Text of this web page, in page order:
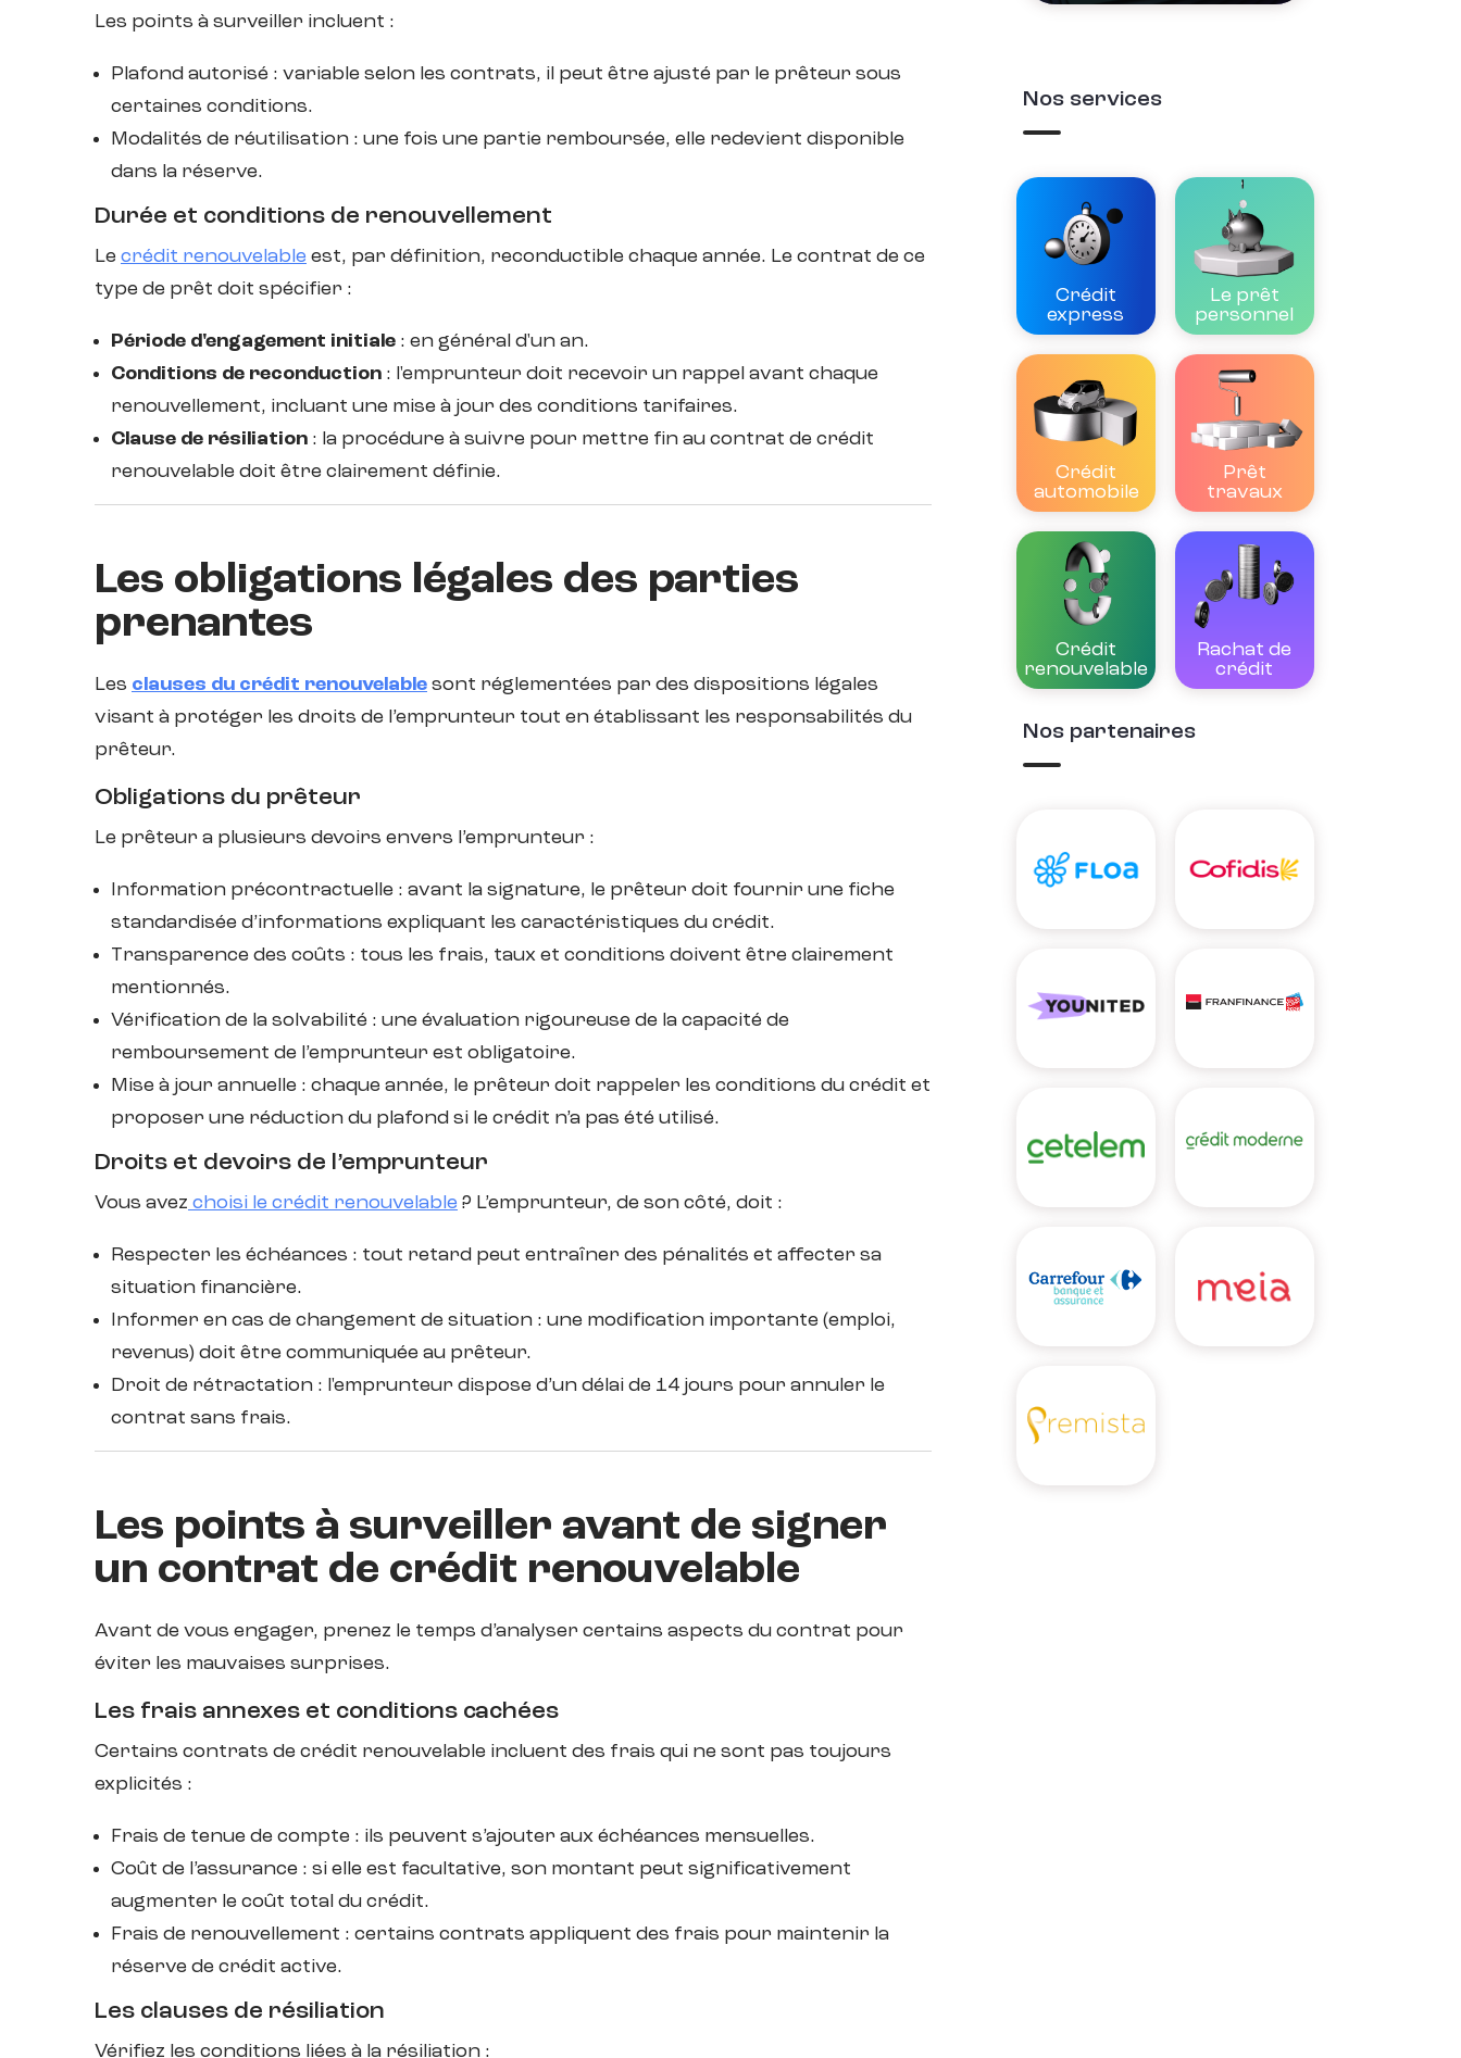
Les points à surveiller incluent :
Plafond autorisé : variable selon les contrats, il peut être ajusté par le prêteur sous
certaines conditions.
Modalités de réutilisation : une fois une partie remboursée, elle redevient disponible
dans la réserve.
Durée et conditions de renouvellement
Le crédit renouvelable est, par définition, reconductible chaque année. Le contrat de ce
type de prêt doit spécifier :
Période d'engagement initiale : en général d'un an.
Conditions de reconduction : l'emprunteur doit recevoir un rappel avant chaque
renouvellement, incluant une mise à jour des conditions tarifaires.
Clause de résiliation : la procédure à suivre pour mettre fin au contrat de crédit
renouvelable doit être clairement définie.
Les obligations légales des parties
prenantes
Les clauses du crédit renouvelable sont réglementées par des dispositions légales
visant à protéger les droits de l’emprunteur tout en établissant les responsabilités du
prêteur.
Obligations du prêteur
Le prêteur a plusieurs devoirs envers l’emprunteur :
Information précontractuelle : avant la signature, le prêteur doit fournir une fiche
standardisée d’informations expliquant les caractéristiques du crédit.
Transparence des coûts : tous les frais, taux et conditions doivent être clairement
mentionnés.
Vérification de la solvabilité : une évaluation rigoureuse de la capacité de
remboursement de l’emprunteur est obligatoire.
Mise à jour annuelle : chaque année, le prêteur doit rappeler les conditions du crédit et
proposer une réduction du plafond si le crédit n’a pas été utilisé.
Droits et devoirs de l’emprunteur
Vous avez choisi le crédit renouvelable ? L’emprunteur, de son côté, doit :
Respecter les échéances : tout retard peut entraîner des pénalités et affecter sa
situation financière.
Informer en cas de changement de situation : une modification importante (emploi,
revenus) doit être communiquée au prêteur.
Droit de rétractation : l'emprunteur dispose d’un délai de 14 jours pour annuler le
contrat sans frais.
Les points à surveiller avant de signer
un contrat de crédit renouvelable
Avant de vous engager, prenez le temps d’analyser certains aspects du contrat pour
éviter les mauvaises surprises.
Les frais annexes et conditions cachées
Certains contrats de crédit renouvelable incluent des frais qui ne sont pas toujours
explicités :
Frais de tenue de compte : ils peuvent s’ajouter aux échéances mensuelles.
Coût de l’assurance : si elle est facultative, son montant peut significativement
augmenter le coût total du crédit.
Frais de renouvellement : certains contrats appliquent des frais pour maintenir la
réserve de crédit active.
Les clauses de résiliation
Vérifiez les conditions liées à la résiliation :
Nos services
Crédit
express
Le prêt
personnel
Crédit
automobile
Prêt
travaux
Crédit
renouvelable
Rachat de
crédit
Nos partenaires